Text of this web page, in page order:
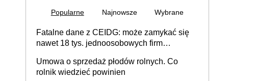
Popularne Najnowsze Wybrane
Fatalne dane z CEIDG: może zamykać się
nawet 18 tys. jednoosobowych firm
Umowa o sprzedaż płodów rolnych. Co
rolnik wiedzieć powinien